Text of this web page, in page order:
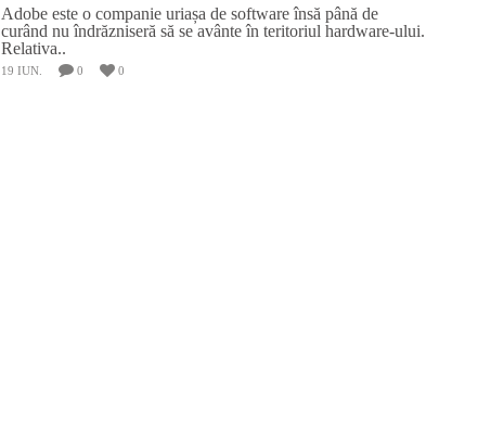
Adobe este o companie uriașa de software însă până de
curând nu îndrăzniseră să se avânte în teritoriul hardware-ului.
Relativa..
19 IUN. 0 0